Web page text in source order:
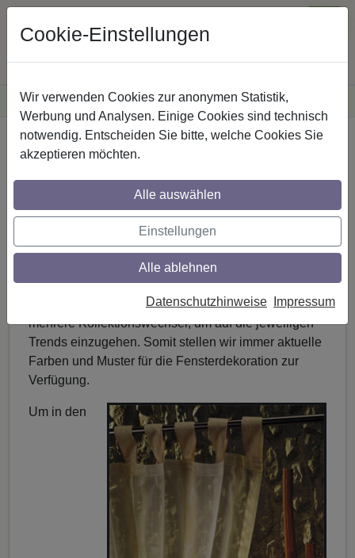
VersandkostenfreieLieferung innerhalb Deutschlands
Sichere Zahlung
Schöner Wohnen mit
Gardinen und
Gardinenzubehör für eine
exklusive Fensterdeko
Gerade im Frühjahr ist der Wunsch nach neuen
Gardinen besonders groß. Aus diesem Grund gibt es
mehrere Kollektionswechsel, um auf die jeweiligen
Trends einzugehen. Somit stellen wir immer aktuelle
Farben und Muster für die Fensterdekoration zur
Verfügung.
Um in den
Cookie-Einstellungen
Wir verwenden Cookies zur anonymen Statistik,
Werbung und Analysen. Einige Cookies sind technisch
notwendig. Entscheiden Sie bitte, welche Cookies Sie
akzeptieren möchten.
Alle auswählen
Einstellungen
Alle ablehnen
Datenschutzhinweise Impressum